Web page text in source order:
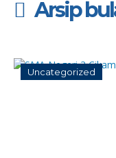
Arsip
Uncategorized